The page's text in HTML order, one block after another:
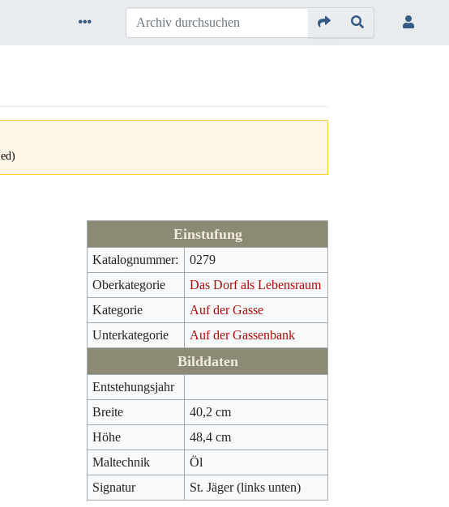
Einstufung
Katalognummer:
0279
Oberkategorie
Das Dorf als Lebensraum
Kategorie
Auf der Gasse
Unterkategorie
Auf der Gassenbank
Bilddaten
Entstehungsjahr
Breite
40,2 cm
Höhe
48,4 cm
Maltechnik
Öl
Signatur
St. Jäger (links unten)